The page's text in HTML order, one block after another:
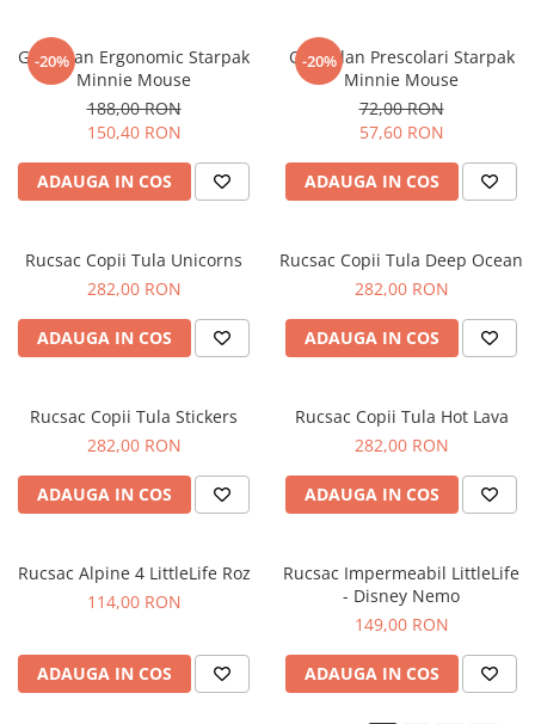
-20%
Ghiozdan Ergonomic Starpak
Minnie Mouse
188,00 RON
150,40 RON
ADAUGA IN COS
-20%
Ghiozdan Prescolari Starpak
Minnie Mouse
72,00 RON
57,60 RON
ADAUGA IN COS
Rucsac Copii Tula Unicorns
282,00 RON
ADAUGA IN COS
Rucsac Copii Tula Deep Ocean
282,00 RON
ADAUGA IN COS
Rucsac Copii Tula Stickers
282,00 RON
ADAUGA IN COS
Rucsac Copii Tula Hot Lava
282,00 RON
ADAUGA IN COS
Rucsac Alpine 4 LittleLife Roz
114,00 RON
ADAUGA IN COS
Rucsac Impermeabil LittleLife
- Disney Nemo
149,00 RON
ADAUGA IN COS